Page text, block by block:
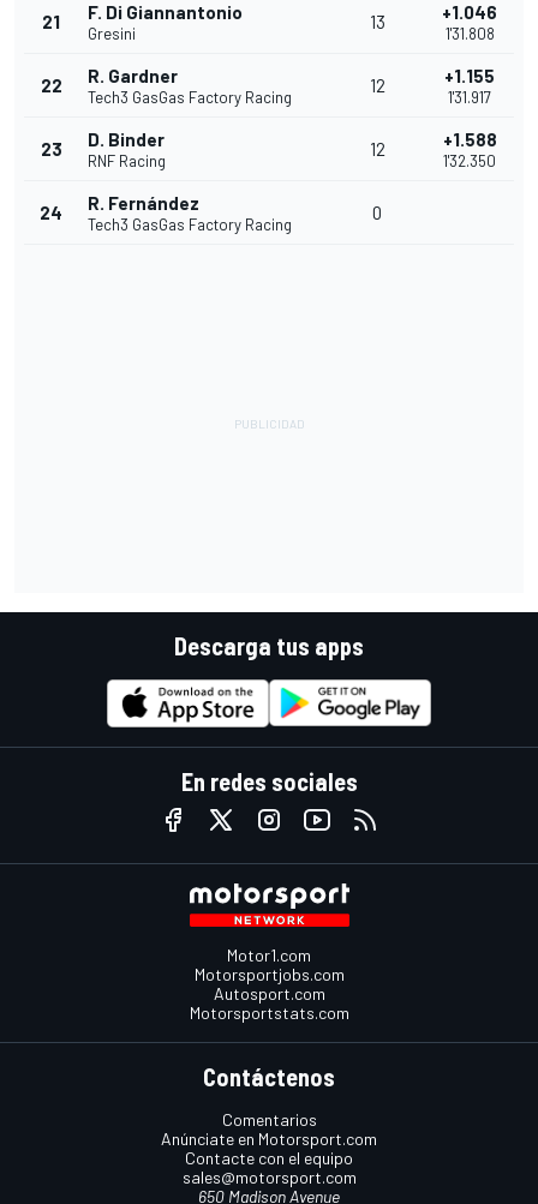
21 F. Di Giannantonio
Gresini
13 +1.046
1'31.808
22 R. Gardner
Tech3 GasGas Factory Racing
12 +1.155
1'31.917
23 D. Binder
RNF Racing
12 +1.588
1'32.350
24 R. Fernández
Tech3 GasGas Factory Racing
0
Descarga tus apps
En redes sociales
Motor1.com
Motorsportjobs.com
Autosport.com
Motorsportstats.com
Contáctenos
Comentarios
Anúnciate en Motorsport.com
Contacte con el equipo
sales@motorsport.com
650 Madison Avenue